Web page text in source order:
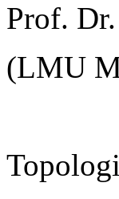
Prof.
(LMU